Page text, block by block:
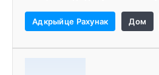
- Акаўнты без камісіі
- Бясплатны VPS
Адкрыйце Рахунак Дом